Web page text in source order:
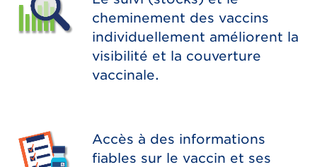
cheminement des vaccins
individuellement améliorent la
visibilité et la couverture
vaccinale.
Accès à des informations
fiables sur le vaccin et ses